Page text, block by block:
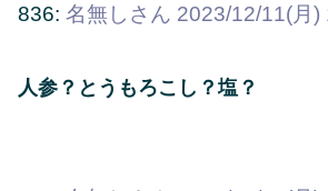
836: 名無しさん 2023/12/11(月)
人参？とうもろこし？塩？